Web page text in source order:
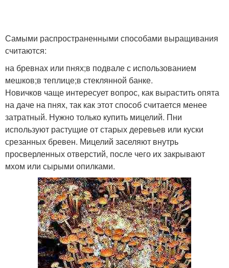
Самыми распространенными способами выращивания
считаются:
на бревнах или пнях;в подвале с использованием
мешков;в теплице;в стеклянной банке.
Новичков чаще интересует вопрос, как вырастить опята
на даче на пнях, так как этот способ считается менее
затратный. Нужно только купить мицелий. Пни
используют растущие от старых деревьев или куски
срезанных бревен. Мицелий заселяют внутрь
просверленных отверстий, после чего их закрывают
мхом или сырыми опилками.